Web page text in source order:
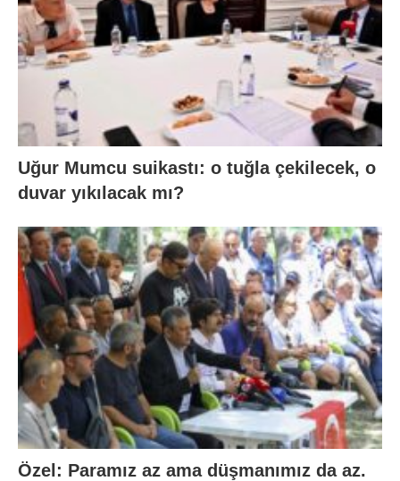
Uğur Mumcu suikastı: o tuğla çekilecek, o
duvar yıkılacak mı?
Özel: Paramız az ama düşmanımız da az.